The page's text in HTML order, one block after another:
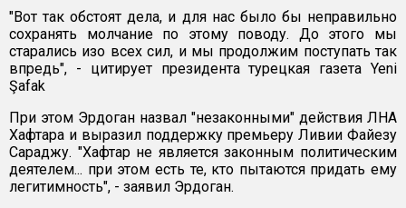
"Вот так обстоят дела, и для нас было бы неправильно
сохранять молчание по этому поводу. До этого мы
старались изо всех сил, и мы продолжим поступать так
впредь", - цитирует президента турецкая газета Yeni
Şafak
При этом Эрдоган назвал "незаконными" действия ЛНА
Хафтара и выразил поддержку премьеру Ливии Файезу
Сараджу. "Хафтар не является законным политическим
деятелем... при этом есть те, кто пытаются придать ему
легитимность", - заявил Эрдоган.